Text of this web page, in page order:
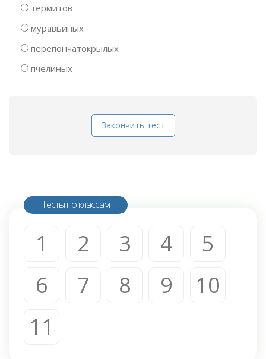
термитов
муравьиных
перепончатокрылых
пчелиных
Закончить тест
Тесты по классам
1 2 3 4
5
6
7 8 9
10
11